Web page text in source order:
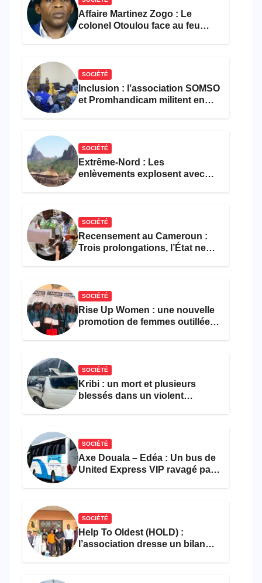
Affaire Martinez Zogo : Le
colonel Otoulou face au feu
SOCIÉTÉ
Inclusion : l’association SOMSO
et Promhandicam militent en
SOCIÉTÉ
Extrême-Nord : Les
enlèvements explosent avec
SOCIÉTÉ
Recensement au Cameroun :
Trois prolongations, l’État ne
SOCIÉTÉ
Rise Up Women : une nouvelle
promotion de femmes outillées
SOCIÉTÉ
Kribi : un mort et plusieurs
blessés dans un violent
SOCIÉTÉ
Axe Douala – Edéa : Un bus de
United Express VIP ravagé par
SOCIÉTÉ
Help To Oldest (HOLD) :
l’association dresse un bilan